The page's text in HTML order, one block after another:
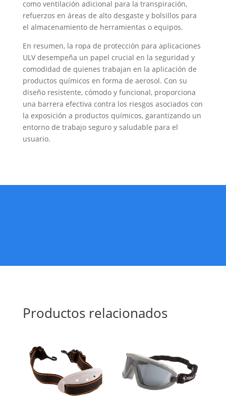
como ventilación adicional para la transpiración,
refuerzos en áreas de alto desgaste y bolsillos para
el almacenamiento de herramientas o equipos.
En resumen, la ropa de protección para aplicaciones
ULV desempeña un papel crucial en la seguridad y
comodidad de quienes trabajan en la aplicación de
productos químicos en forma de aerosol. Con su
diseño resistente, cómodo y funcional, proporciona
una barrera efectiva contra los riesgos asociados con
la exposición a productos químicos, garantizando un
entorno de trabajo seguro y saludable para el
usuario.
Productos relacionados